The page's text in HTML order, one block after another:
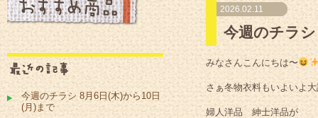
2026.02.11
今週のチラ
みなさんこんにちは〜
さぁ冬物衣料もいよいよ
婦人洋品 紳士洋品が
今週のチラシ 8月6日(木)から10日
(月)まで